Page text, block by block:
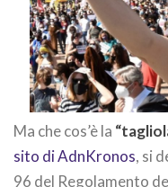
Ma che cos’è la
sito di AdnKronos, si
96 del Regolamento